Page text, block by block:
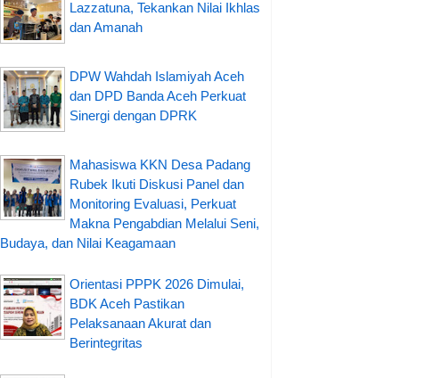
Lazzatuna, Tekankan Nilai Ikhlas
dan Amanah
DPW Wahdah Islamiyah Aceh
dan DPD Banda Aceh Perkuat
Sinergi dengan DPRK
Mahasiswa KKN Desa Padang
Rubek Ikuti Diskusi Panel dan
Monitoring Evaluasi, Perkuat
Makna Pengabdian Melalui Seni,
Budaya, dan Nilai Keagamaan
Orientasi PPPK 2026 Dimulai,
BDK Aceh Pastikan
Pelaksanaan Akurat dan
Berintegritas